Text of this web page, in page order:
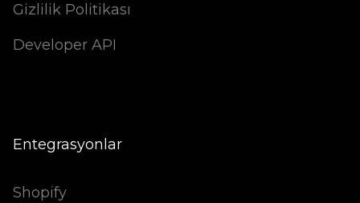
Gizlilik Politikası
Developer API
Entegrasyonlar
Shopify